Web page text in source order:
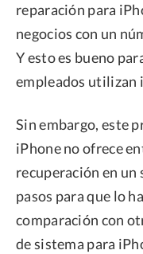
reparación para
negocios con un
Y esto es bueno
empleados utilizan
Sin embargo, este
iPhone no ofrece
recuperación en
pasos para que lo
comparación con
de sistema para